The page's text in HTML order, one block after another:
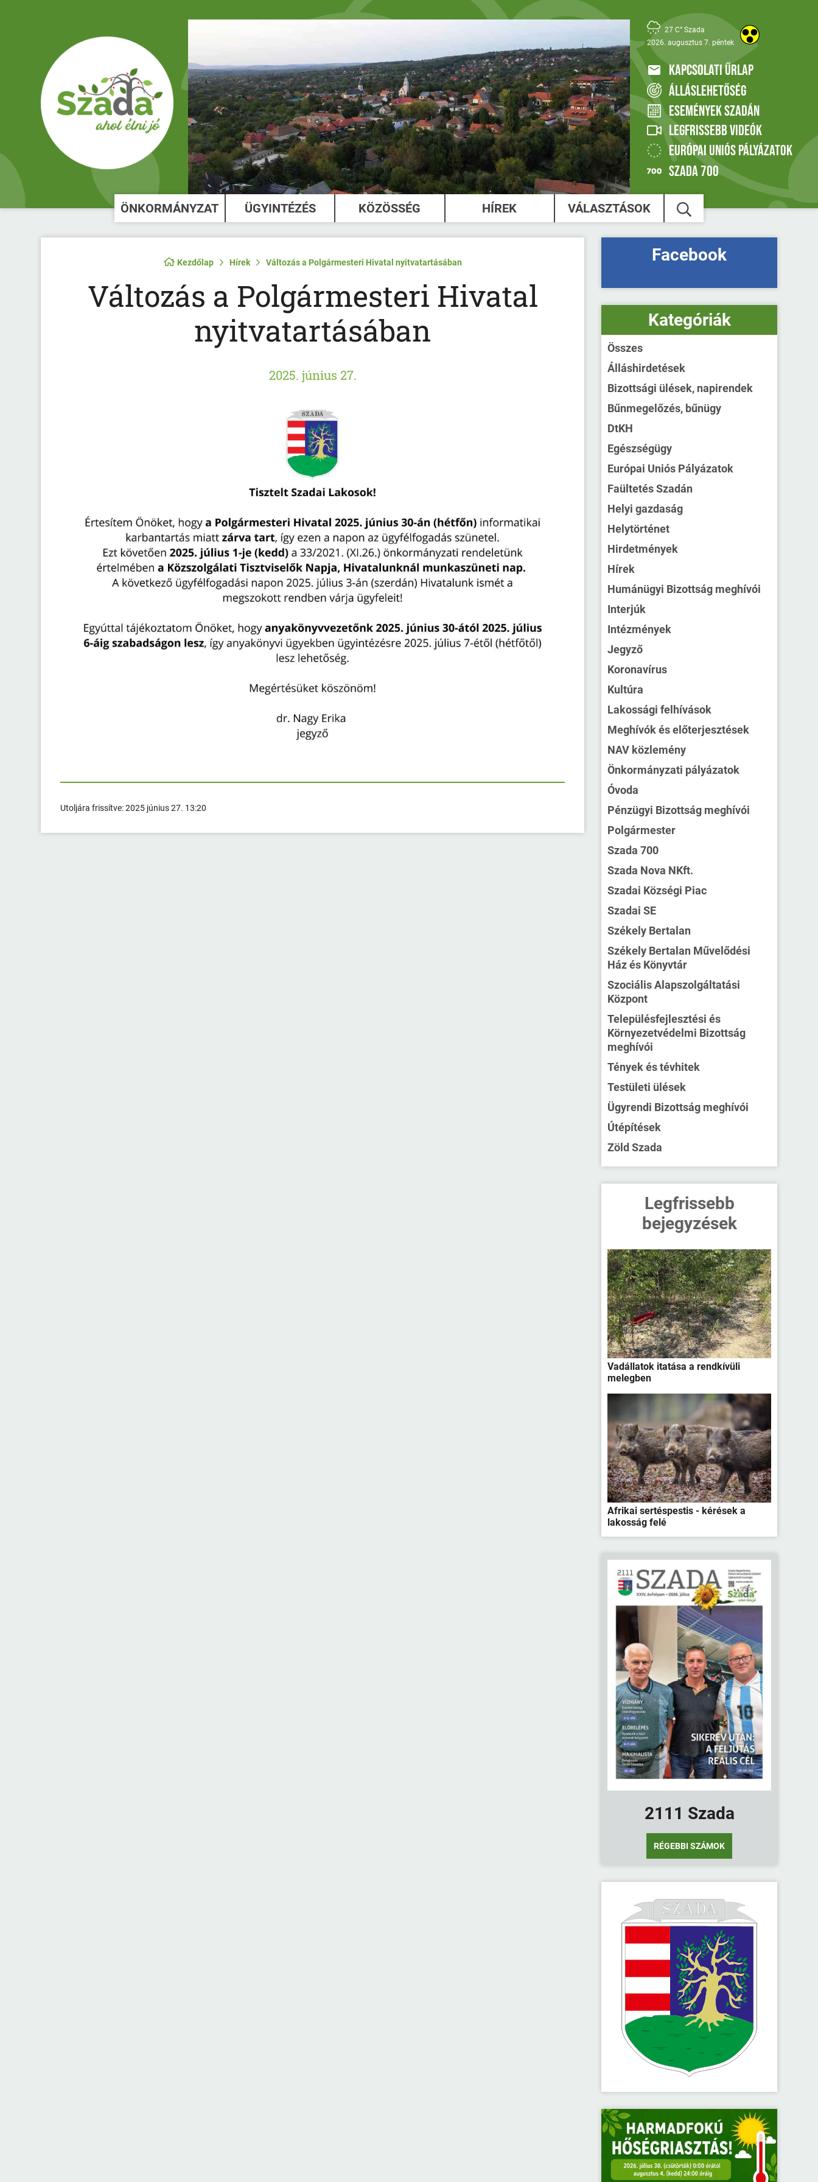
27 C° Szada
2026. augusztus 7. péntek
KAPCSOLATI ŰRLAP
ÁLLÁSLEHETŐSÉG
ESEMÉNYEK SZADÁN
LEGFRISSEBB VIDEÓK
EURÓPAI UNIÓS PÁLYÁZATOK
SZADA 700
ÖNKORMÁNYZAT ÜGYINTÉZÉS KÖZÖSSÉG HÍREK VÁLASZTÁSOK
Kezdőlap Hírek Változás a Polgármesteri Hivatal nyitvatartásában
Változás a Polgármesteri Hivatal
nyitvatartásában
2025. június 27.
Utoljára frissítve:2025 június 27. 13:20
Facebook
Kategóriák
Összes
Álláshirdetések
Bizottsági ülések, napirendek
Bűnmegelőzés, bűnügy
DtKH
Egészségügy
Európai Uniós Pályázatok
Faültetés Szadán
Helyi gazdaság
Helytörténet
Hirdetmények
Hírek
Humánügyi Bizottság meghívói
Interjúk
Intézmények
Jegyző
Koronavírus
Kultúra
Lakossági felhívások
Meghívók és előterjesztések
NAV közlemény
Önkormányzati pályázatok
Óvoda
Pénzügyi Bizottság meghívói
Polgármester
Szada 700
Szada Nova NKft.
Szadai Községi Piac
Szadai SE
Székely Bertalan
Székely Bertalan Művelődési
Ház és Könyvtár
Szociális Alapszolgáltatási
Központ
Településfejlesztési és
Környezetvédelmi Bizottság
meghívói
Tények és tévhitek
Testületi ülések
Ügyrendi Bizottság meghívói
Útépítések
Zöld Szada
Legfrissebb
bejegyzések
Vadállatok itatása a rendkívüli
melegben
Afrikai sertéspestis - kérések a
lakosság felé
2111 Szada
RÉGEBBI SZÁMOK